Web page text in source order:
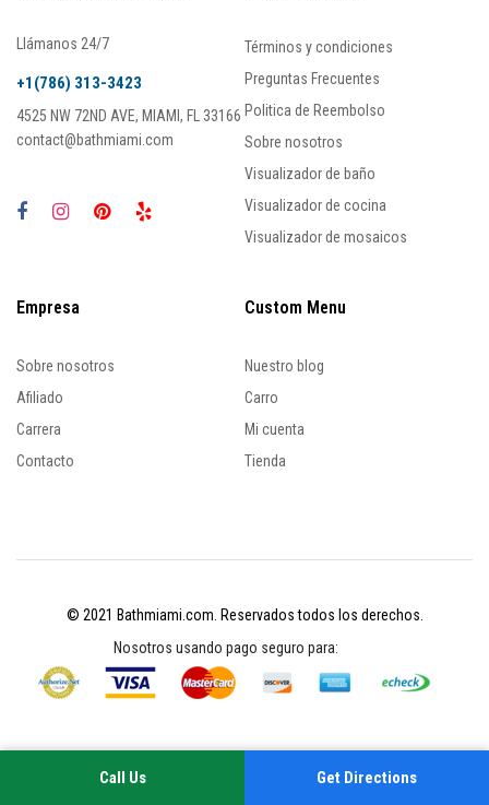
Llámanos 24/7
+1(786) 313-3423
4525 NW 72ND AVE, MIAMI, FL 33166
contact@bathmiami.com
Términos y condiciones
Preguntas Frecuentes
Politica de Reembolso
Sobre nosotros
Visualizador de baño
Visualizador de cocina
Visualizador de mosaicos
Empresa
Sobre nosotros
Afiliado
Carrera
Contacto
Custom Menu
Nuestro blog
Carro
Mi cuenta
Tienda
© 2021 Bathmiami.com. Reservados todos los derechos.
Nosotros usando pago seguro para:
Call Us Get Directions